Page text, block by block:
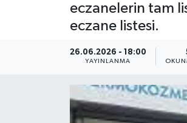
eczanelerin tam
eczane listesi.
26.06.2026 - 18:00
YAYINLANMA
Resmi Reklamlar